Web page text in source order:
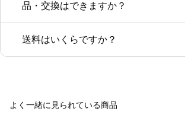
品・交換はできますか？
送料はいくらですか？
よく一緒に見られている商品